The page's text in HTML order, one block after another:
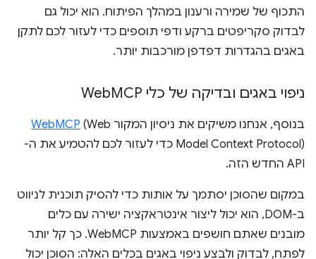
התכוף של שמירה ורענון במהלך הפיתוח. הוא יכול גם
לבדוק סקריפטים ברקע ודפי תוספים כדי לעזור לכם לתקן
באגים בהגדרות דפדפן מורכבות יותר.
ניפוי באגים ובדיקה של כלי Web MCP
בנוסף, אנחנו משיקים את ניסיון המקור WebMCP (Web
Model Context Protocol) כדי לעזור לכם להטמיע את ה-
API החדש הזה.
במקום שהסוכן יסתמך על אותות כדי להסיק תוכנית לניווט
ב-DOM, הוא יכול ליצור אינטראקציה ישירה עם כלים
מובנים שאתם חושפים באמצעות WebMCP. כך קל יותר
לפתח, לבדוק ולבצע ניפוי באגים בכלים האלה: הסוכן יכול